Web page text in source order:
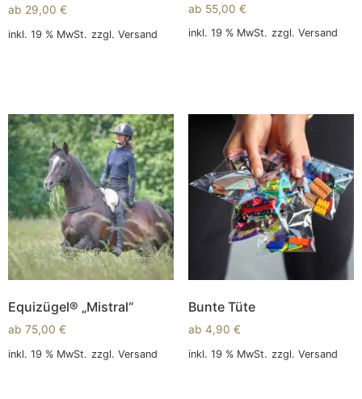
Bewertet
mit
5.00
von 5
ab 29,00 €
inkl. 19 % MwSt. zzgl. Versand
ab 55,00 €
inkl. 19 % MwSt. zzgl. Versand
Equizügel® „Mistral“
ab 75,00 €
inkl. 19 % MwSt. zzgl. Versand
Bunte Tüte
ab 4,90 €
inkl. 19 % MwSt. zzgl. Versand